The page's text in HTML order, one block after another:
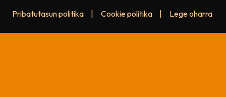
Pribatutasun politika Cookie politika Lege oharra